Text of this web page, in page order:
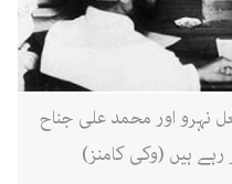
میں جواہر لعل نہرو اور محمد علی جناح
ہیں (وکی کامنز)